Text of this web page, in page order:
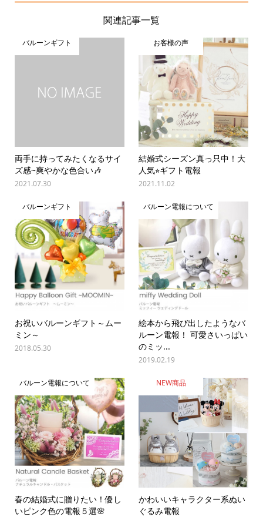
関連記事一覧
バルーンギフト
両手に持ってみたくなるサイ
ズ感~爽やかな色合い🎶
2021.07.30
お客様の声
結婚式シーズン真っ只中！大
人気⭐︎ギフト電報
2021.11.02
バルーンギフト
お祝いバルーンギフト～ムー
ミン～
2018.05.30
バルーン電報について
絵本から飛び出したようなバ
ルーン電報！ 可愛さいっぱい
のミッ...
2019.02.19
バルーン電報について
春の結婚式に贈りたい！優し
いピンク色の電報５選🌸
NEW商品
かわいいキャラクター系ぬい
ぐるみ電報